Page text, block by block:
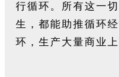
行循环。所有这一
生，都能助推循环
环，生产大量商业